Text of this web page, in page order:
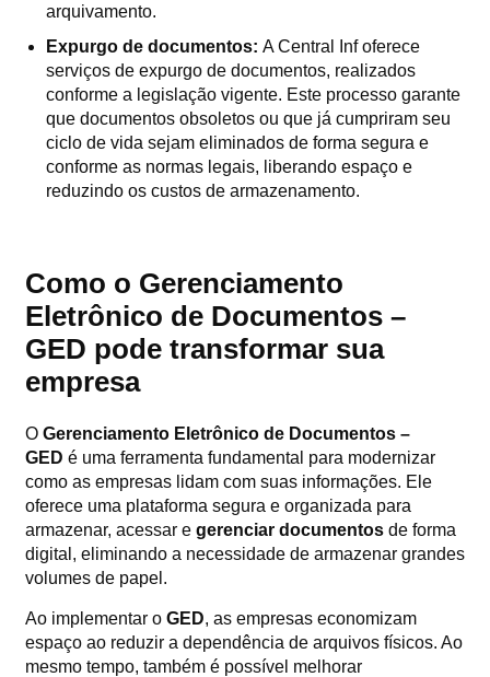
arquivamento.
Expurgo de documentos: A Central Inf oferece
serviços de expurgo de documentos, realizados
conforme a legislação vigente. Este processo garante
que documentos obsoletos ou que já cumpriram seu
ciclo de vida sejam eliminados de forma segura e
conforme as normas legais, liberando espaço e
reduzindo os custos de armazenamento.
Como o Gerenciamento
Eletrônico de Documentos –
GED pode transformar sua
empresa
O Gerenciamento Eletrônico de Documentos –
GED é uma ferramenta fundamental para modernizar
como as empresas lidam com suas informações. Ele
oferece uma plataforma segura e organizada para
armazenar, acessar e gerenciar documentos de forma
digital, eliminando a necessidade de armazenar grandes
volumes de papel.
Ao implementar o GED, as empresas economizam
espaço ao reduzir a dependência de arquivos físicos. Ao
mesmo tempo, também é possível melhorar